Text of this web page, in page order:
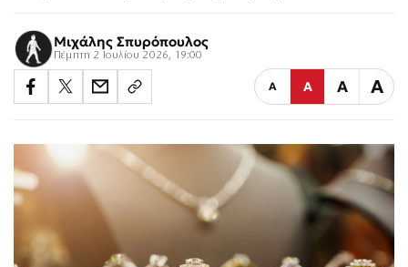
Μιχάλης Σπυρόπουλος
Πέμπτη 2 Ιουλίου 2026, 19:00
Α Α Α Α